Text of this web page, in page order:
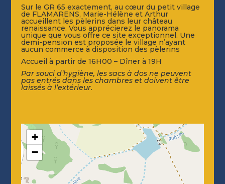
Sur le GR 65 exactement, au cœur du petit village
de FLAMARENS, Marie-Hélène et Arthur
accueillent les pèlerins dans leur château
renaissance. Vous apprécierez le panorama
unique que vous offre ce site exceptionnel. Une
demi-pension est proposée le village n’ayant
aucun commerce à disposition des pèlerins
Accueil à partir de 16H00 – Dîner à 19H
Par souci d’hygiène, les sacs à dos ne peuvent
pas entrés dans les chambres et doivent être
laissés à l’extérieur.
+
−